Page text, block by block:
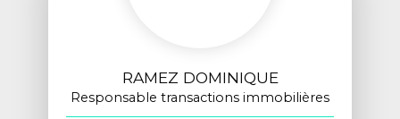
RAMEZ DOMINIQUE
Responsable transactions immobilières